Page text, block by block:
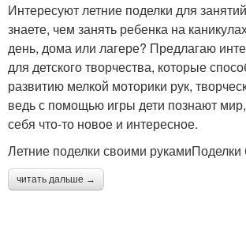
Интересуют летние поделки для
знаете, чем занять ребенка на
день, дома или лагере? Предлагаю
для детского творчества, которые
развитию мелкой моторики рук,
ведь с помощью игры дети познают
себя что-то новое и интересное.
Летние поделки своими рукамиПоделки
читать дальше →